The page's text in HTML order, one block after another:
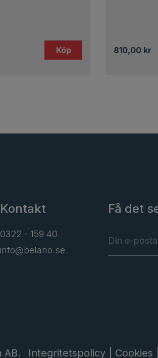
Köp 810,00 kr
Kontakt
0322 - 159 40
info@belano.se
Få det
AB. Integritetspolicy | Cookies |